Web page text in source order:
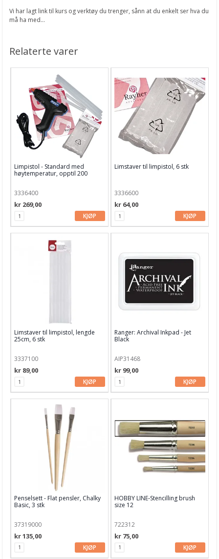
Vi har lagt link til kurs og verktøy du trenger, sånn at du enkelt ser hva du
må ha med...
Relaterte varer
Limpistol - Standard med
høytemperatur, opptil 200
3336400
kr 269,00
KJØP
Limstaver til limpistol, 6 stk
3336600
kr 64,00
KJØP
Limstaver til limpistol, lengde
25cm, 6 stk
3337100
kr 89,00
KJØP
Ranger: Archival Inkpad - Jet
Black
AIP31468
kr 99,00
KJØP
Penselsett - Flat pensler, Chalky
Basic, 3 stk
37319000
kr 135,00
KJØP
HOBBY LINE-Stencilling brush
size 12
722312
kr 75,00
KJØP